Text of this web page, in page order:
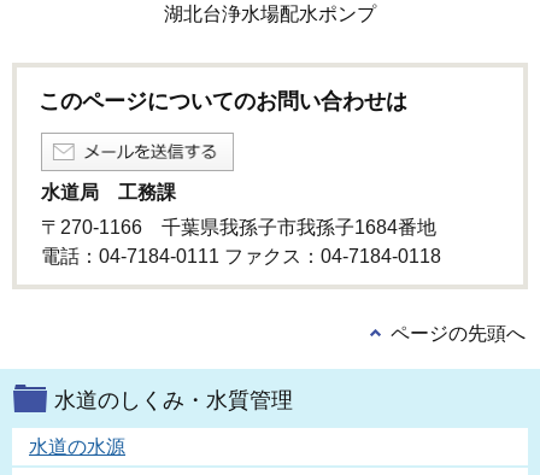
湖北台浄水場配水ポンプ
このページについてのお問い合わせは
水道局 工務課
〒270-1166 千葉県我孫子市我孫子1684番地
電話：04-7184-0111 ファクス：04-7184-0118
ページの先頭へ
水道のしくみ・水質管理
水道の水源